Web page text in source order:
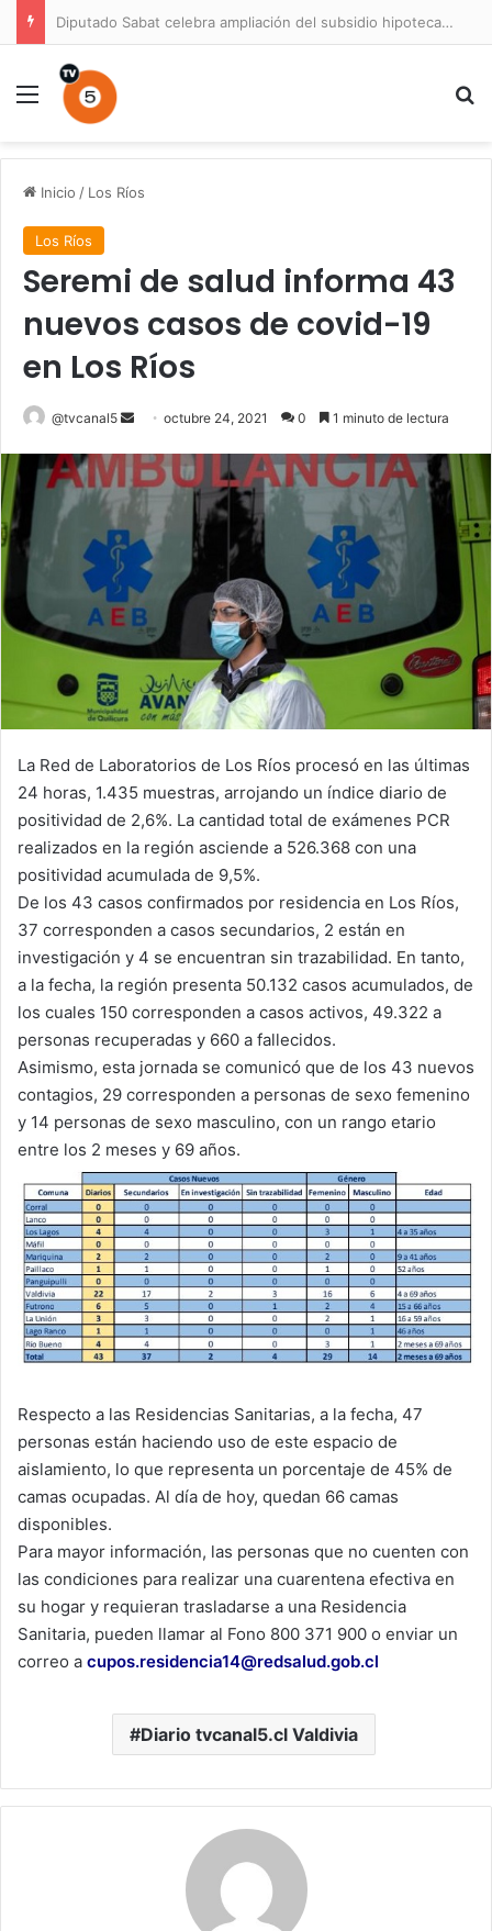
Diputado Sabat celebra ampliación del subsidio hipotecario con viviendas de hasta 6.000 UF
Menú
Inicio / Los Ríos
Los Ríos
Seremi de salud informa 43
nuevos casos de covid-19
en Los Ríos
@tvcanal5
Send
email
octubre 24, 2021 0 1 minuto de lectura
La Red de Laboratorios de Los Ríos procesó en las últimas
24 horas, 1.435 muestras, arrojando un índice diario de
positividad de 2,6%. La cantidad total de exámenes PCR
realizados en la región asciende a 526.368 con una
positividad acumulada de 9,5%.
De los 43 casos confirmados por residencia en Los Ríos,
37 corresponden a casos secundarios, 2 están en
investigación y 4 se encuentran sin trazabilidad. En tanto,
a la fecha, la región presenta 50.132 casos acumulados, de
los cuales 150 corresponden a casos activos, 49.322 a
personas recuperadas y 660 a fallecidos.
Asimismo, esta jornada se comunicó que de los 43 nuevos
contagios, 29 corresponden a personas de sexo femenino
y 14 personas de sexo masculino, con un rango etario
entre los 2 meses y 69 años.
Respecto a las Residencias Sanitarias, a la fecha, 47
personas están haciendo uso de este espacio de
aislamiento, lo que representa un porcentaje de 45% de
camas ocupadas. Al día de hoy, quedan 66 camas
disponibles.
Para mayor información, las personas que no cuenten con
las condiciones para realizar una cuarentena efectiva en
su hogar y requieran trasladarse a una Residencia
Sanitaria, pueden llamar al Fono 800 371 900 o enviar un
correo a cupos.residencia14@redsalud.gob.cl
Diario tvcanal5.cl Valdivia